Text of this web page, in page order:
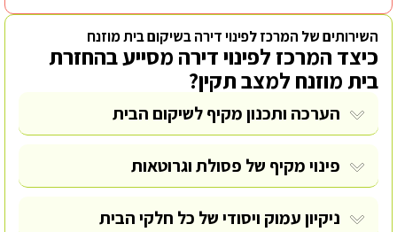
השירותים של המרכז לפינוי דירה בשיקום בית מוזנח
כיצד המרכז לפינוי דירה מסייע בהחזרת
בית מוזנח למצב תקין?
הערכה ותכנון מקיף לשיקום הבית
פינוי מקיף של פסולת וגרוטאות
ניקיון עמוק ויסודי של כל חלקי הבית